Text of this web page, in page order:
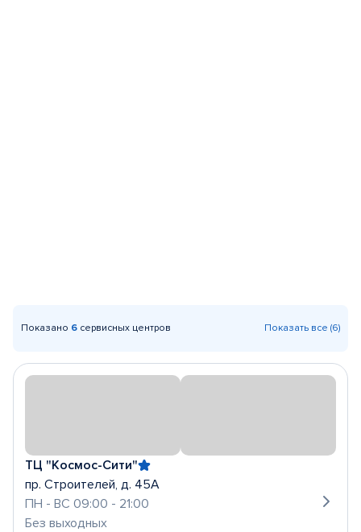
Показано 6 сервисных центров Показать все (6)
ТЦ "Космос-Сити"
пр. Строителей, д. 45А
ПН - ВС 09:00 - 21:00
Без выходных